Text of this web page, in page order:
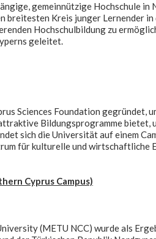
gemeinnützige Hochschule
Kreis junger Lernender
Hochschulbildung zu
geleitet.
Sciences Foundation gegründet,
Bildungsprogramme bietet,
sich die Universität auf einem
für kulturelle und wirtschaftliche
Cyprus Campus)
(METU NCC) wurde als